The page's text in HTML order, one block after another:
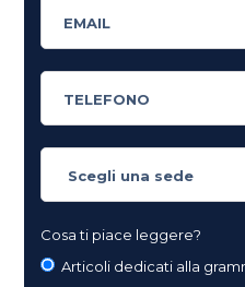
Cosa ti piace leggere?
Articoli dedicati alla